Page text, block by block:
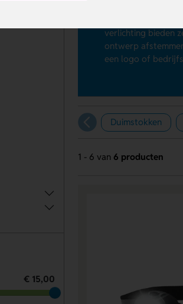
verlichting bieden
ontwerp
een logo of
Duimstokken
1 - 6 van 6 producten
€ 15,00